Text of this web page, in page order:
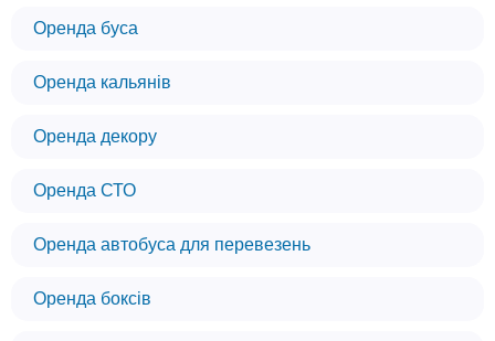
Оренда буса
Оренда кальянів
Оренда декору
Оренда СТО
Оренда автобуса для перевезень
Оренда боксів